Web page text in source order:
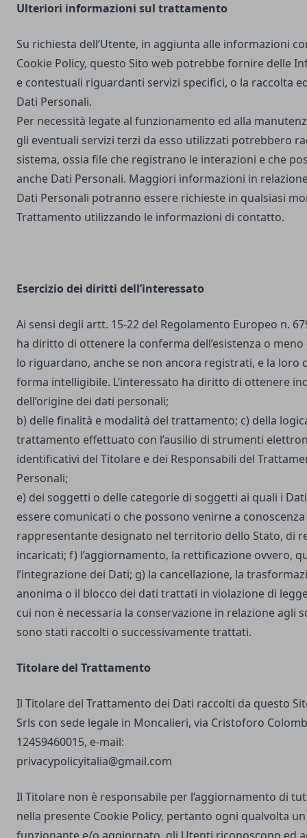
Ulteriori informazioni sul trattamento
Su richiesta dell’Utente, in aggiunta alle informazioni
Cookie Policy, questo Sito web potrebbe fornire delle
e contestuali riguardanti servizi specifici, o la raccolta
Dati Personali.
Per necessità legate al funzionamento ed alla
gli eventuali servizi terzi da esso utilizzati potrebbero
sistema, ossia file che registrano le interazioni e che
anche Dati Personali. Maggiori informazioni in
Dati Personali potranno essere richieste in qualsiasi
Trattamento utilizzando le informazioni di contatto.
Esercizio dei diritti dell’interessato
Ai sensi degli artt. 15-22 del Regolamento Europeo n.
ha diritto di ottenere la conferma dell’esistenza o
lo riguardano, anche se non ancora registrati, e la loro
forma intelligibile. L’interessato ha diritto di ottenere
dell’origine dei dati personali;
b) delle finalità e modalità del trattamento; c) della
trattamento effettuato con l’ausilio di strumenti
identificativi del Titolare e dei Responsabili del
Personali;
e) dei soggetti o delle categorie di soggetti ai quali i
essere comunicati o che possono venirne a
rappresentante designato nel territorio dello Stato, di
incaricati; f) l’aggiornamento, la rettificazione ovvero,
l’integrazione dei Dati; g) la cancellazione, la
anonima o il blocco dei dati trattati in violazione di
cui non è necessaria la conservazione in relazione agli
sono stati raccolti o successivamente trattati.
Titolare del Trattamento
Il Titolare del Trattamento dei Dati raccolti da questo
Srls con sede legale in Moncalieri, via Cristoforo
12459460015, e-mail:
privacypolicyitalia@gmail.com
Il Titolare non è responsabile per l’aggiornamento di
nella presente Cookie Policy, pertanto ogni qualvolta